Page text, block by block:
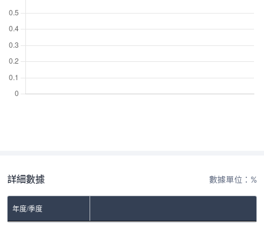
詳細數據 數據單位：%
年度/季度